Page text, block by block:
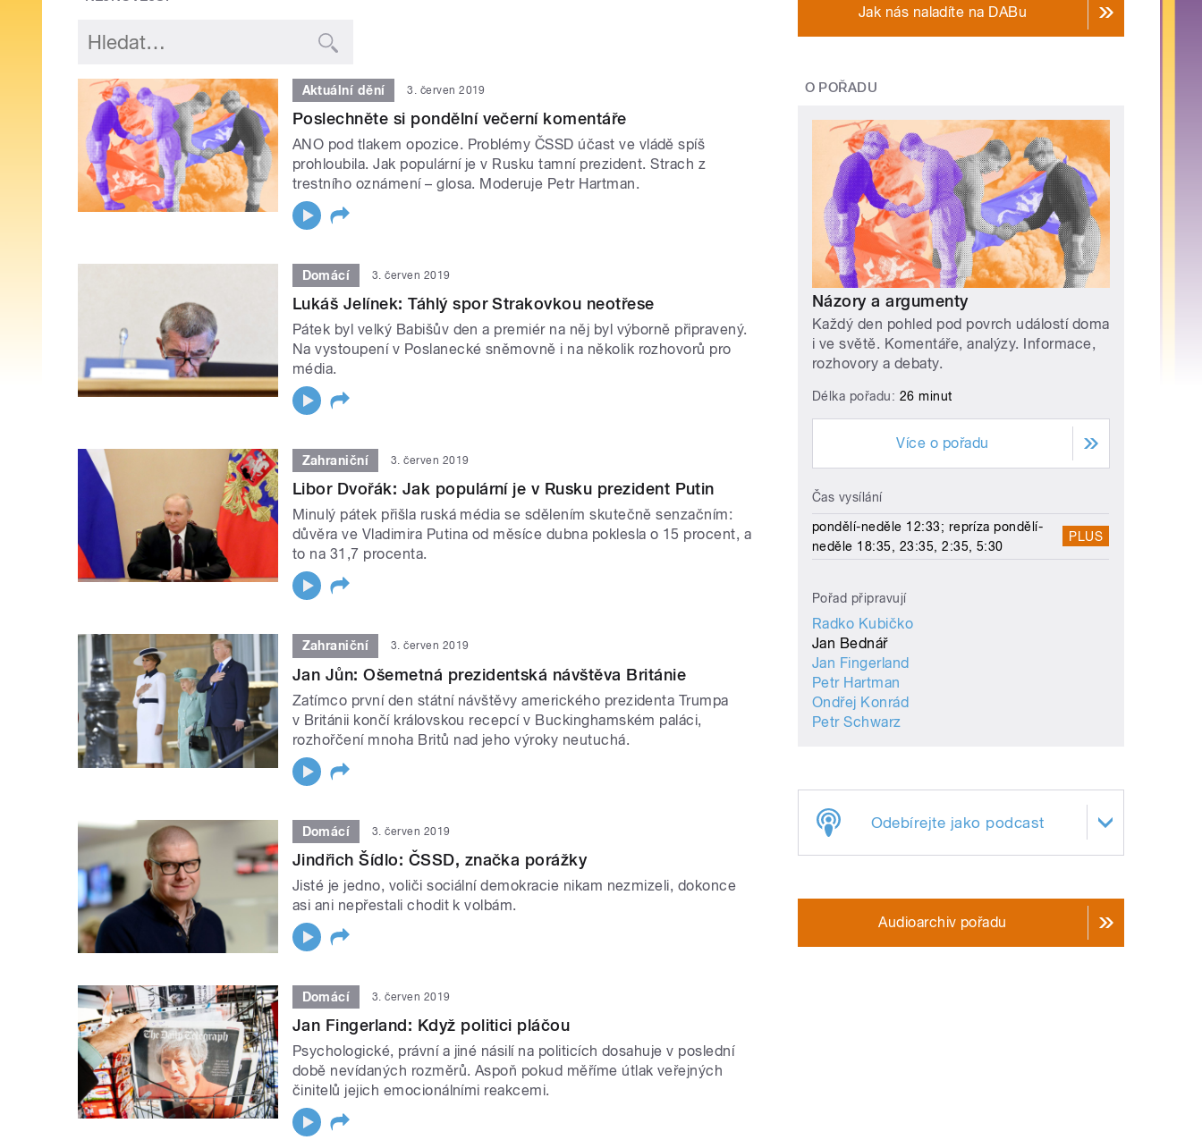
Aktuální dění 3. červen 2019
Poslechněte si pondělní večerní komentáře
ANO pod tlakem opozice. Problémy ČSSD účast ve vládě spíš
prohloubila. Jak populární je v Rusku tamní prezident. Strach z
trestního oznámení – glosa. Moderuje Petr Hartman.
Domácí 3. červen 2019
Lukáš Jelínek: Táhlý spor Strakovkou neotřese
Pátek byl velký Babišův den a premiér na něj byl výborně připravený.
Na vystoupení v Poslanecké sněmovně i na několik rozhovorů pro
média.
Zahraniční 3. červen 2019
Libor Dvořák: Jak populární je v Rusku prezident Putin
Minulý pátek přišla ruská média se sdělením skutečně senzačním:
důvěra ve Vladimira Putina od měsíce dubna poklesla o 15 procent, a
to na 31,7 procenta.
Zahraniční 3. červen 2019
Jan Jůn: Ošemetná prezidentská návštěva Británie
Zatímco první den státní návštěvy amerického prezidenta Trumpa
v Británii končí královskou recepcí v Buckinghamském paláci,
rozhořčení mnoha Britů nad jeho výroky neutuchá.
Domácí 3. červen 2019
Jindřich Šídlo: ČSSD, značka porážky
Jisté je jedno, voliči sociální demokracie nikam nezmizeli, dokonce
asi ani nepřestali chodit k volbám.
Domácí 3. červen 2019
Jan Fingerland: Když politici pláčou
Psychologické, právní a jiné násilí na politicích dosahuje v poslední
době nevídaných rozměrů. Aspoň pokud měříme útlak veřejných
činitelů jejich emocionálními reakcemi.
Jak nás naladíte na DABu
O POŘADU
Názory a argumenty
Každý den pohled pod povrch událostí doma
i ve světě. Komentáře, analýzy. Informace,
rozhovory a debaty.
Délka pořadu: 26 minut
Více o pořadu
Čas vysílání
pondělí-neděle 12:33; repríza pondělí-
neděle 18:35, 23:35, 2:35, 5:30
PLUS
Pořad připravují
Radko Kubičko
Jan Bednář
Jan Fingerland
Petr Hartman
Ondřej Konrád
Petr Schwarz
Odebírejte jako podcast
Audioarchiv pořadu